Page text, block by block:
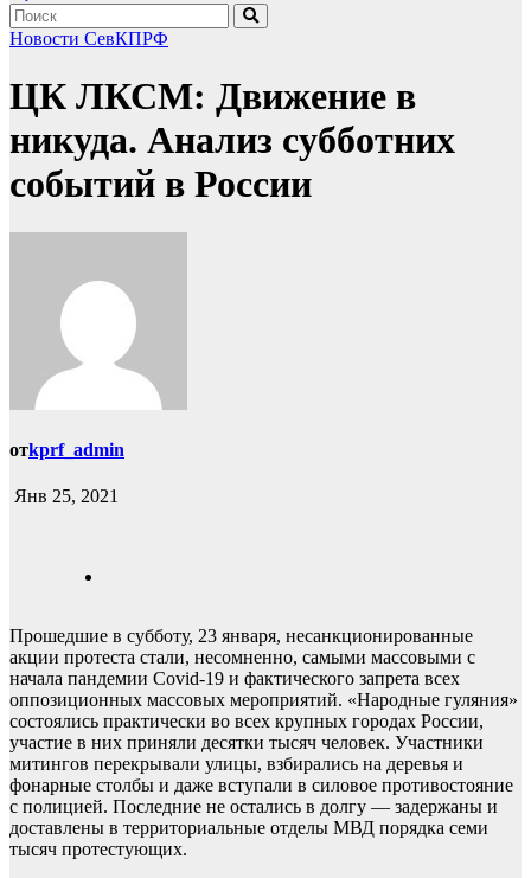
Новости СевКПРФ
ЦК ЛКСМ: Движение в
никуда. Анализ субботних
событий в России
отkprf_admin
Янв 25, 2021
Прошедшие в субботу, 23 января, несанкционированные
акции протеста стали, несомненно, самыми массовыми с
начала пандемии Covid-19 и фактического запрета всех
оппозиционных массовых мероприятий. «Народные гуляния»
состоялись практически во всех крупных городах России,
участие в них приняли десятки тысяч человек. Участники
митингов перекрывали улицы, взбирались на деревья и
фонарные столбы и даже вступали в силовое противостояние
с полицией. Последние не остались в долгу — задержаны и
доставлены в территориальные отделы МВД порядка семи
тысяч протестующих.